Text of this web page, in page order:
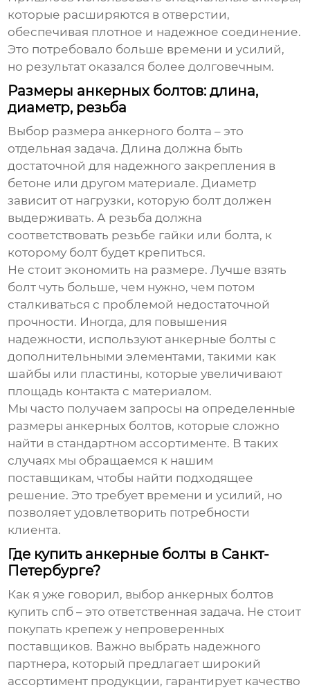
которые расширяются в отверстии,
обеспечивая плотное и надежное соединение.
Это потребовало больше времени и усилий,
но результат оказался более долговечным.
Размеры анкерных болтов: длина,
диаметр, резьба
Выбор размера анкерного болта – это
отдельная задача. Длина должна быть
достаточной для надежного закрепления в
бетоне или другом материале. Диаметр
зависит от нагрузки, которую болт должен
выдерживать. А резьба должна
соответствовать резьбе гайки или болта, к
которому болт будет крепиться.
Не стоит экономить на размере. Лучше взять
болт чуть больше, чем нужно, чем потом
сталкиваться с проблемой недостаточной
прочности. Иногда, для повышения
надежности, используют анкерные болты с
дополнительными элементами, такими как
шайбы или пластины, которые увеличивают
площадь контакта с материалом.
Мы часто получаем запросы на определенные
размеры анкерных болтов, которые сложно
найти в стандартном ассортименте. В таких
случаях мы обращаемся к нашим
поставщикам, чтобы найти подходящее
решение. Это требует времени и усилий, но
позволяет удовлетворить потребности
клиента.
Где купить анкерные болты в Санкт-
Петербурге?
Как я уже говорил, выбор анкерных болтов
купить спб – это ответственная задача. Не стоит
покупать крепеж у непроверенных
поставщиков. Важно выбрать надежного
партнера, который предлагает широкий
ассортимент продукции, гарантирует качество